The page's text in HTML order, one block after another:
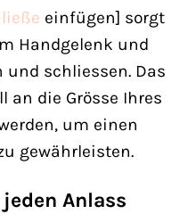
einfügen] sorgt
Handgelenk und
schliessen. Das
die Grösse Ihres
um einen
gewährleisten.
Anlass